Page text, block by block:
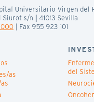
Universitario Virgen del
Siurot s/n | 41013 Sevilla
| Fax 955 923 101
as
del